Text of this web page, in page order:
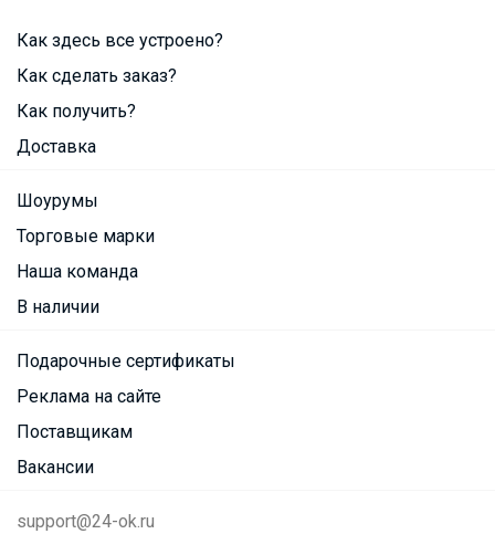
Как здесь все устроено?
Как сделать заказ?
Как получить?
Доставка
Шоурумы
Торговые марки
Наша команда
В наличии
Подарочные сертификаты
Реклама на сайте
Поставщикам
Вакансии
support@24-ok.ru